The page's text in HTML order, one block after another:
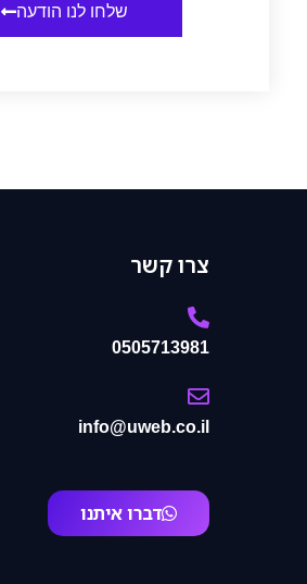
שלחו לנו הודעה
צרו קשר
0505713981
info@uweb.co.il
דברו איתנו